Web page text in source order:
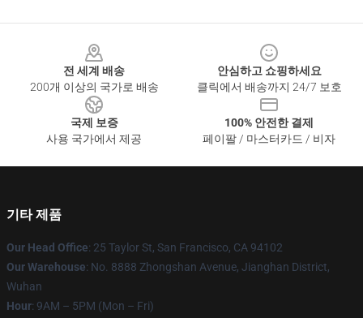
전 세계 배송
200개 이상의 국가로 배송
안심하고 쇼핑하세요
클릭에서 배송까지 24/7 보호
국제 보증
사용 국가에서 제공
100% 안전한 결제
페이팔 / 마스터카드 / 비자
기타 제품
Our Head Office: 25 Taylor St, San Francisco, CA 94102
Our Warehouse: No. 8888 Zhongshan Avenue, Jianghan District,
Wuhan
Hour: 9AM – 5PM (Mon – Fri)